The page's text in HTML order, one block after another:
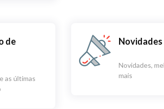
de
as últimas
Novidades
Novidades,
mais